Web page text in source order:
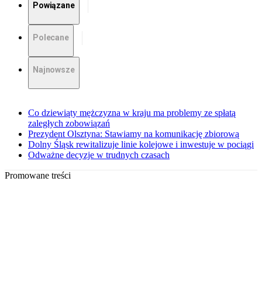
Powiązane
Polecane
Najnowsze
Co dziewiąty mężczyzna w kraju ma problemy ze spłatą
zaległych zobowiązań
Prezydent Olsztyna: Stawiamy na komunikację zbiorową
Dolny Śląsk rewitalizuje linie kolejowe i inwestuje w pociągi
Odważne decyzje w trudnych czasach
Promowane treści